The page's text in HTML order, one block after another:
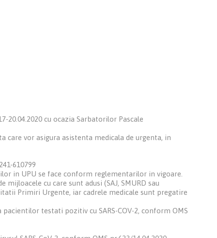
cu ocazia Sarbatorilor Pascale
care vor asigura asistenta medicala de urgenta, in
610799
in UPU se face conform reglementarilor in vigoare.
cu care sunt adusi (SAJ, SMURD sau
Primiri Urgente, iar cadrele medicale sunt pregatire
testati pozitiv cu SARS-COV-2, conform OMS